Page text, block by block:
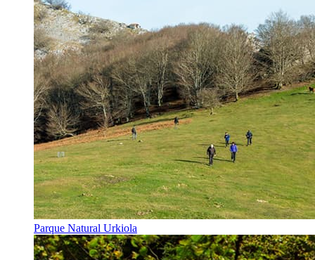
Parque Natural Urkiola